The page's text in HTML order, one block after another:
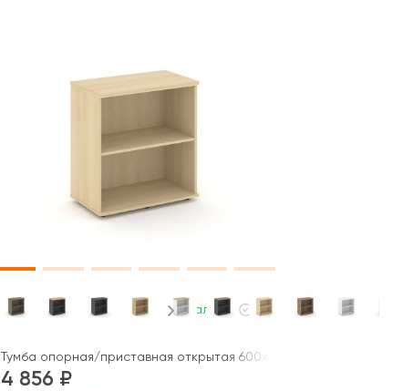
В наличии
Тумба опорная/приставная открытая 600x400x750 Стайл
4 856